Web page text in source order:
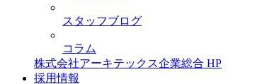
スタッフブログ
コラム
株式会社アーキテックス企業総合 HP
採用情報